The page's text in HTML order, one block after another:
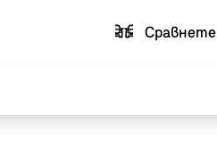
Cравнете